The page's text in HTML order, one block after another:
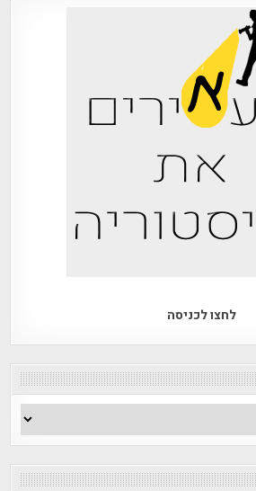
לחצו לכניסה